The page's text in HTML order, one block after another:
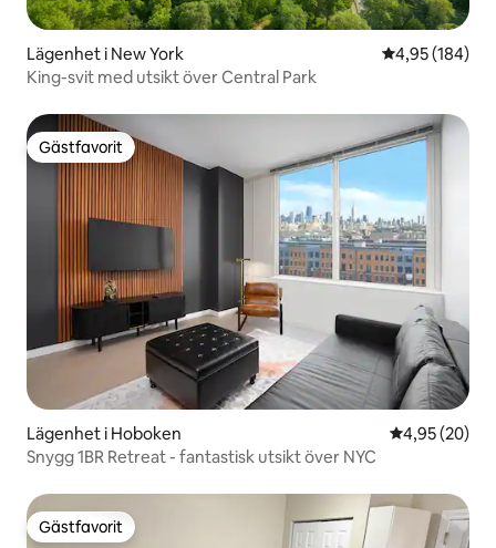
Lägenhet i New York 4,95 av 5 i
4,95 (184)
King-svit med utsikt över Central Park
Gästfavorit
Gästfavorit
Lägenhet i Hoboken 4,95 av 5 i
4,95 (20)
Snygg 1BR Retreat - fantastisk utsikt över NYC
Gästfavorit
Gästfavorit